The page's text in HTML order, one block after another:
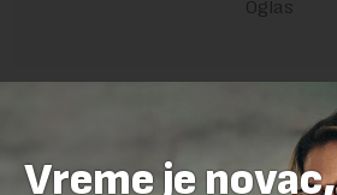
Vreme je novac,